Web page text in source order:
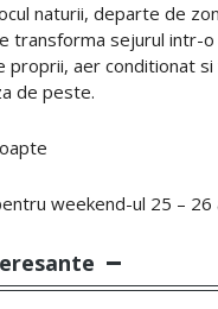
naturii, departe de
transforma sejurul intr-
proprii, aer conditionat
de peste.
weekend-ul 25 – 26